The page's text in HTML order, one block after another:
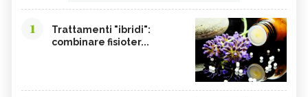
1
Trattamenti "ibridi":
combinare fisioter...